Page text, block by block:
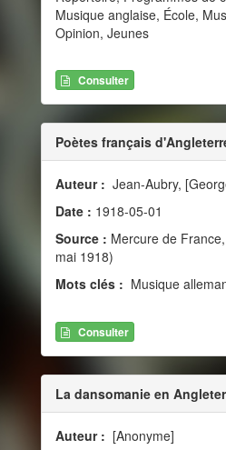
Musique anglaise, École,
Opinion, Jeunes
Consulter
Poètes français
Auteur : Jean-Aubry,
Date : 1918-05-01
Source : Mercure de
mai 1918)
Mots clés : Musique
Consulter
La dansomanie en
Auteur : [Anonyme]